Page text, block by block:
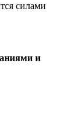
силами
и